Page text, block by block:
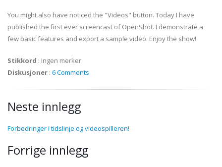
You might also have noticed the "Videos" button. Today I have
published the first ever screencast of OpenShot. I demonstrate a
few basic features and export a sample video. Enjoy the show!
Stikkord : Ingen merker
Diskusjoner : 6 Comments
Neste innlegg
Forbedringer i tidslinje og videospilleren!
Forrige innlegg